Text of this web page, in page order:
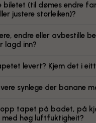
biletet (til dømes endre
justere storleiken)?
endre eller avbestille
lagd inn?
levert? Kjem det i
synlege der banane
opp tapet på badet, på
med høg luftfuktigheit?